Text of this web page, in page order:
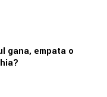
tras ganar al